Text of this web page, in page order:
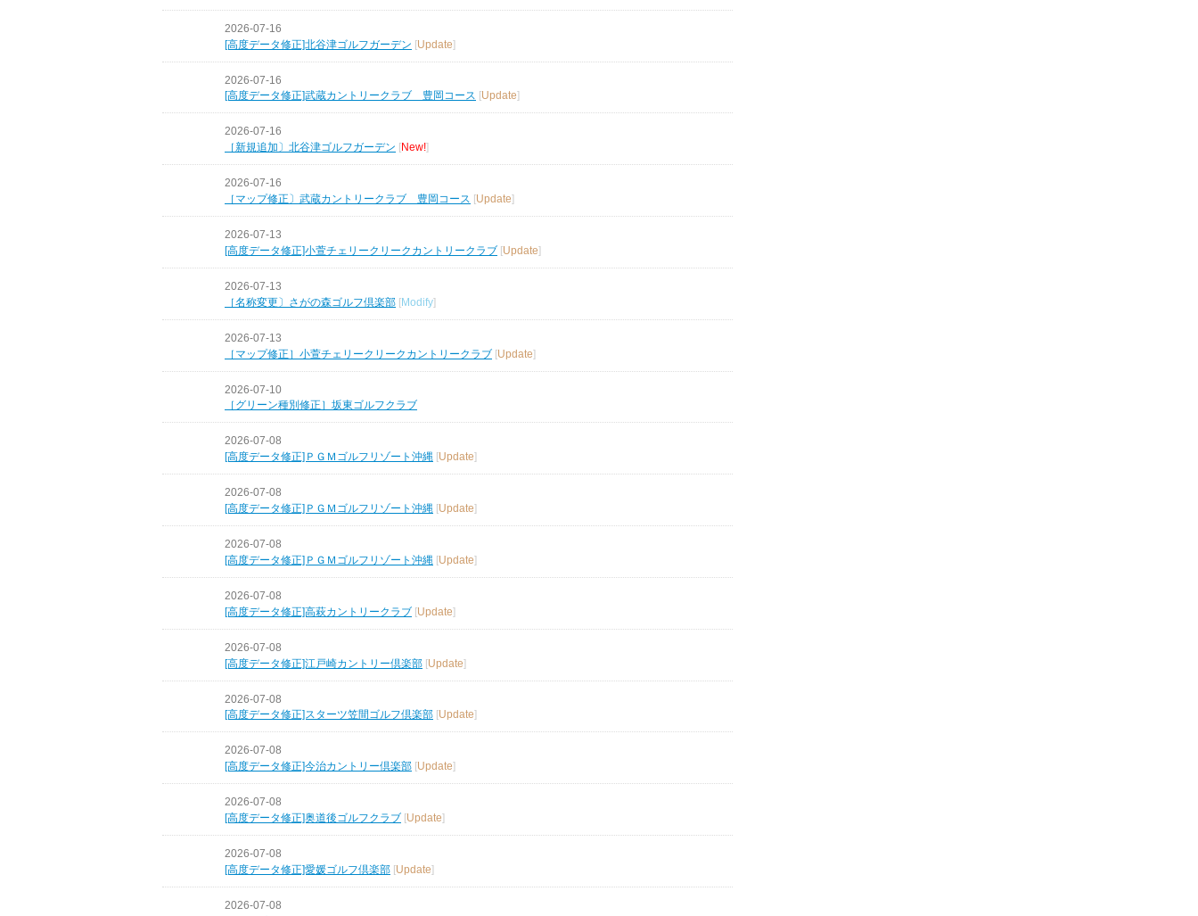
2026-07-16
[高度データ修正]北谷津ゴルフガーデン [Update]
2026-07-16
[高度データ修正]武蔵カントリークラブ 豊岡コース [Update]
2026-07-16
［新規追加〕北谷津ゴルフガーデン [New!]
2026-07-16
［マップ修正〕武蔵カントリークラブ 豊岡コース [Update]
2026-07-13
[高度データ修正]小萱チェリークリークカントリークラブ [Update]
2026-07-13
［名称変更〕さがの森ゴルフ倶楽部 [Modify]
2026-07-13
［マップ修正］小萱チェリークリークカントリークラブ [Update]
2026-07-10
［グリーン種別修正］坂東ゴルフクラブ
2026-07-08
[高度データ修正]ＰＧＭゴルフリゾート沖縄 [Update]
2026-07-08
[高度データ修正]ＰＧＭゴルフリゾート沖縄 [Update]
2026-07-08
[高度データ修正]ＰＧＭゴルフリゾート沖縄 [Update]
2026-07-08
[高度データ修正]高萩カントリークラブ [Update]
2026-07-08
[高度データ修正]江戸崎カントリー倶楽部 [Update]
2026-07-08
[高度データ修正]スターツ笠間ゴルフ倶楽部 [Update]
2026-07-08
[高度データ修正]今治カントリー倶楽部 [Update]
2026-07-08
[高度データ修正]奥道後ゴルフクラブ [Update]
2026-07-08
[高度データ修正]愛媛ゴルフ倶楽部 [Update]
2026-07-08